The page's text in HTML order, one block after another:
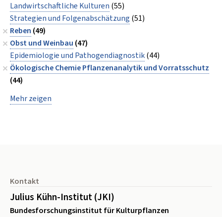
Landwirtschaftliche Kulturen (55)
Strategien und Folgenabschätzung (51)
Reben (49)
Obst und Weinbau (47)
Epidemiologie und Pathogendiagnostik(44)
Ökologische Chemie Pflanzenanalytik und Vorratsschutz
(44)
Mehr zeigen
Kontakt
Julius Kühn-Institut (JKI)
Bundesforschungsinstitut für Kulturpflanzen